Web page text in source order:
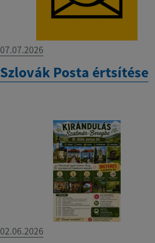
07.07.2026
Szlovák Posta értsítése
02.06.2026